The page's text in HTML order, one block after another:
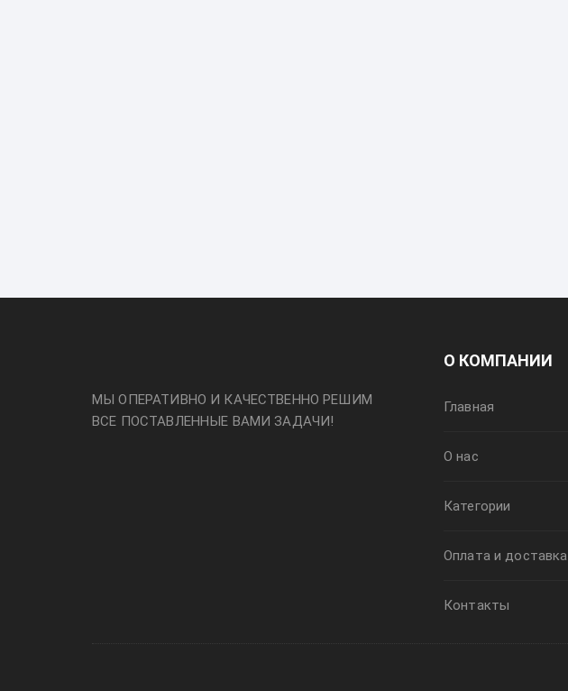
МЫ ОПЕРАТИВНО И КАЧЕСТВЕННО РЕШИМ
ВСЕ ПОСТАВЛЕННЫЕ ВАМИ ЗАДАЧИ!
О КОМПАНИИ
Главная
О нас
Категории
Оплата и доставка
Контакты